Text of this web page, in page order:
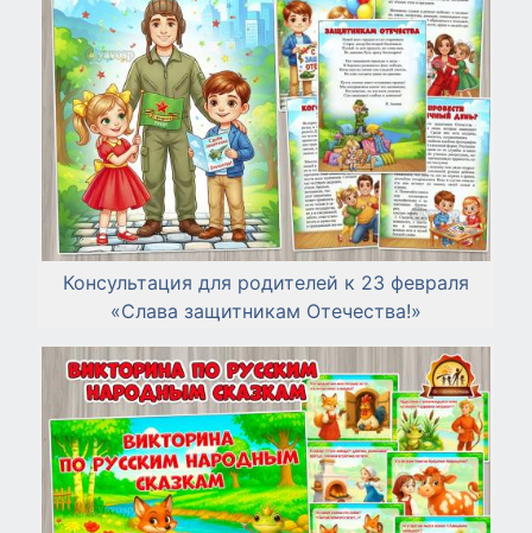
Консультация для родителей к 23 февраля
«Слава защитникам Отечества!»